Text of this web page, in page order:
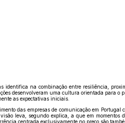
identifica na combinação entre resiliência,
desenvolveram uma cultura orientada para o
as expectativas iniciais.
das empresas de comunicação em
leva, segundo explica, a que em
centrada exclusivamente no preço são